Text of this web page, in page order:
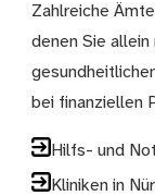
Zahlreiche
denen Sie
bei finanziellen
Hilfs- und
Kliniken in